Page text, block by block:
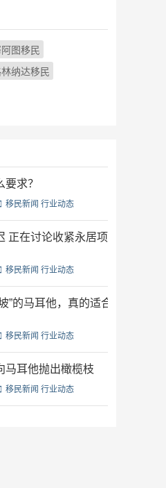
图移民
纳达移民
求？
移民新闻 行业动态
正在讨论收紧永居项
移民新闻 行业动态
”的马耳他，真的适合
移民新闻 行业动态
马耳他抛出橄榄枝
移民新闻 行业动态